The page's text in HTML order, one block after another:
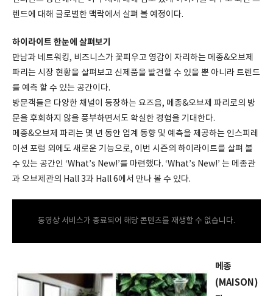
렌드에 대해 글로벌한 맥락에서 살펴 볼 예정이다.
하이라이트 한눈에 살펴보기
만남과 네트워킹, 비즈니스가 꽃피우고 영감이 자리하는 메종&오브제
파리는 시장 현황을 살펴보고 신제품을 발견할 수 있을 뿐 아니라 트렌드
를 예측 할 수 있는 공간이다.
방문객들은 다양한 채널이 등장하는 요즈음, 메종&오브제 파리로의 방
문을 후회하지 않을 풍부하면서도 확실한 경험을 기대한다.
메종&오브제 파리는 몇 년 동안 업계 동향 및 예측을 제공하는 인스피레
이션 포럼 외에도 새로운 기능으로, 이번 시즌의 하이라이트를 살펴 볼
수 있는 공간인 ‘What’s New!’를 마련했다. ‘What’s New!’ 는 메종관
과 오브제관의 Hall 3과 Hall 6에서 만나 볼 수 있다.
동영상 서비스가 종료되어 해당 콘텐츠를 재생할 수 없습니다.
메종
(MAISON)